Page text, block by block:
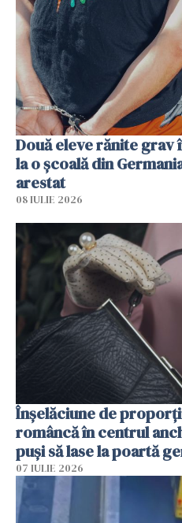
Două eleve rănite
la o școală din
arestat
08 IULIE 2026
Înșelăciune de
româncă în centrul
puși să lase la poartă
07 IULIE 2026